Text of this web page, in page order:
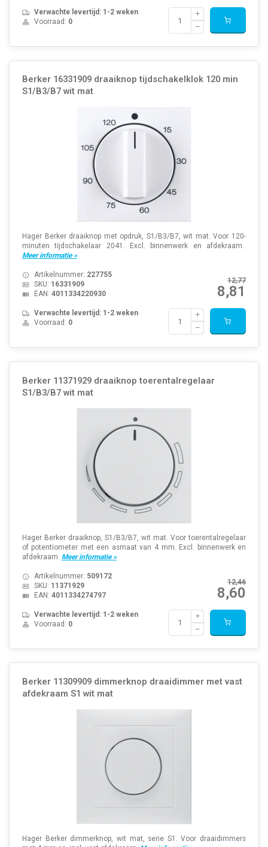
Verwachte levertijd: 1-2 weken
Voorraad: 0
Berker 16331909 draaiknop tijdschakelklok 120 min
S1/B3/B7 wit mat
Hager Berker draaiknop met opdruk, S1/B3/B7, wit mat. Voor 120-
minuten tijdschakelaar 2041. Excl. binnenwerk en afdekraam.
Meer informatie »
12,77
8,81
Artikelnummer: 227755
SKU: 16331909
EAN: 4011334220930
Verwachte levertijd: 1-2 weken
Voorraad: 0
Berker 11371929 draaiknop toerentalregelaar
S1/B3/B7 wit mat
Hager Berker draaiknop, S1/B3/B7, wit mat. Voor toerentalregelaar
of potentiometer met een asmaat van 4 mm. Excl. binnenwerk en
afdekraam. Meer informatie »
12,46
8,60
Artikelnummer: 509172
SKU: 11371929
EAN: 4011334274797
Verwachte levertijd: 1-2 weken
Voorraad: 0
Berker 11309909 dimmerknop draaidimmer met vast
afdekraam S1 wit mat
Hager Berker dimmerknop, wit mat, serie S1. Voor draaidimmers